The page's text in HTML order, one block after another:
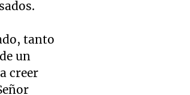
tanto
un
creer